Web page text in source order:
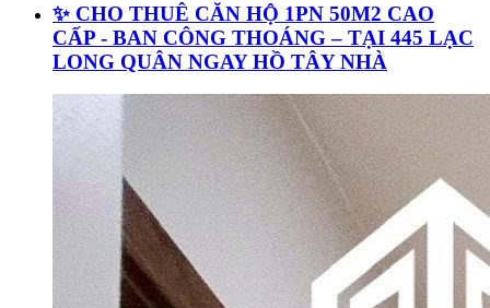
✨ CHO THUÊ CĂN HỘ 1PN 50M2 CAO
CẤP - BAN CÔNG THOÁNG – TẠI 445 LẠC
LONG QUÂN NGAY HỒ TÂY NHÀ